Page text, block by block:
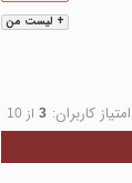
+ لیست من
امتیاز کاربران: 3 از 10